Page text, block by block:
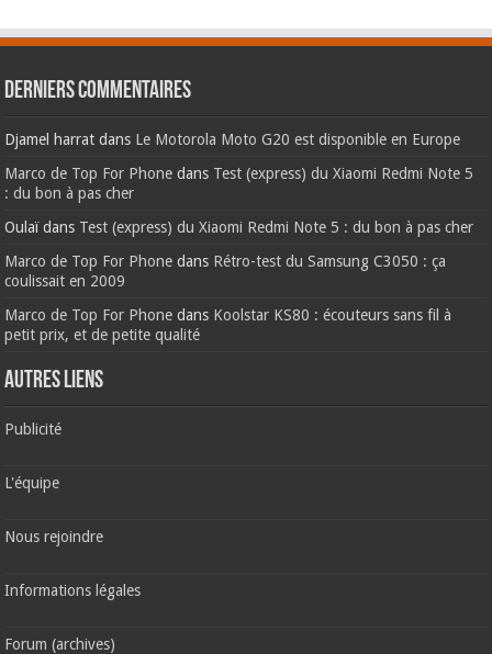
Derniers commentaires
Djamel harrat dans Le Motorola Moto G20 est disponible en Europe
Marco de Top For Phone dans Test (express) du Xiaomi Redmi Note 5
: du bon à pas cher
Oulaïdans Test (express) du Xiaomi Redmi Note 5 : du bon à pas cher
Marco de Top For Phone dans Rétro-test du Samsung C3050 : ça
coulissait en 2009
Marco de Top For Phone dans Koolstar KS80 : écouteurs sans fil à
petit prix, et de petite qualité
AUTRES LIENS
Publicité
L'équipe
Nous rejoindre
Informations légales
Forum (archives)